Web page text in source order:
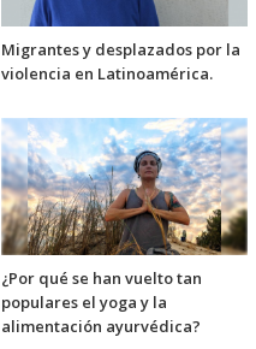
Migrantes y desplazados por la
violencia en Latinoamérica.
¿Por qué se han vuelto tan
populares el yoga y la
alimentación ayurvédica?